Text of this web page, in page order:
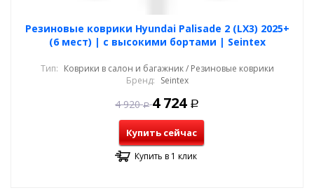
Резиновые коврики Hyundai Palisade 2 (LX3) 2025+
(6 мест) | с высокими бортами | Seintex
Тип: Коврики в салон и багажник / Резиновые коврики
Бренд: Seintex
4 920 Р 4 724 Р
Купить сейчас
Купить в 1 клик